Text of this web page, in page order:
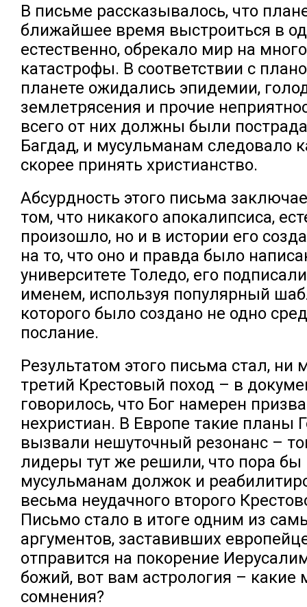
В письме рассказывалось, что
ближайшее время выстроиться в
естественно, обрекало мир на
катастрофы. В соответствии с
планете ожидались эпидемии,
землетрясения и прочие
всего от них должны были
Багдад, и мусульманам следовало
скорее принять христианство.
Абсурдность этого письма
том, что никакого апокалипсиса,
произошло, но и в истории его
на то, что оно и правда было
университете Толедо, его
именем, используя популярный
которого было создано не одно
послание.
Результатом этого письма стал, ни
третий Крестовый поход – в
говорилось, что Бог намерен
нехристиан. В Европе такие планы
вызвали нешуточный резонанс –
лидеры тут же решили, что пора бы
мусульманам должок и
весьма неудачного второго
Письмо стало в итоге одним из
аргументов, заставивших
отправится на покорение
божий, вот вам астрология – какие
сомнения?